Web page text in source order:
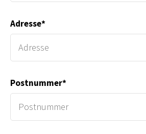
Adresse*
Postnummer*